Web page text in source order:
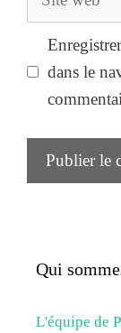
dans le
Qui
L'équipe de